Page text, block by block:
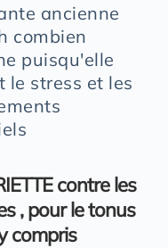
ancienne
combien
puisqu'elle
le stress et les
contre les
, pour le tonus
compris